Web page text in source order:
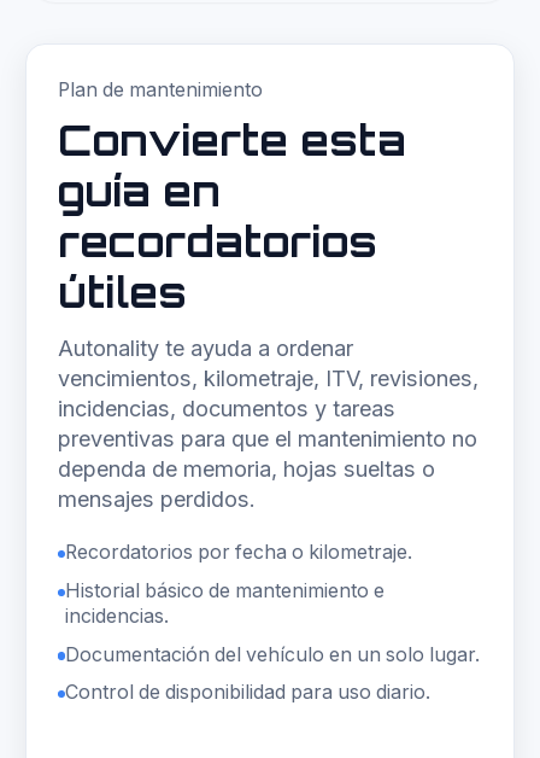
Plan de mantenimiento
Convierte esta
guía en
recordatorios
útiles
Autonality te ayuda a ordenar
vencimientos, kilometraje, ITV, revisiones,
incidencias, documentos y tareas
preventivas para que el mantenimiento no
dependa de memoria, hojas sueltas o
mensajes perdidos.
Recordatorios por fecha o kilometraje.
Historial básico de mantenimiento e
incidencias.
Documentación del vehículo en un solo lugar.
Control de disponibilidad para uso diario.